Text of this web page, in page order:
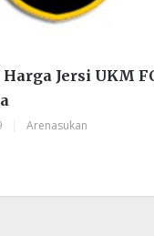
Jersi UKM
Arenasukan